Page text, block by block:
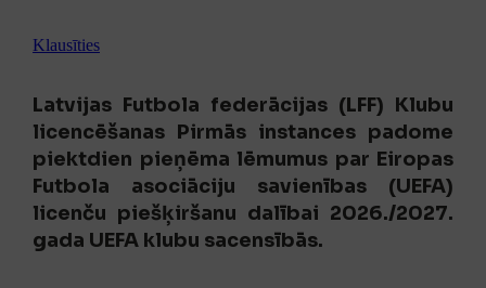
Klausīties
Latvijas Futbola federācijas (LFF) Klubu
licencēšanas Pirmās instances padome
piektdien pieņēma lēmumus par Eiropas
Futbola asociāciju savienības (UEFA)
licenču piešķiršanu dalībai 2026./2027.
gada UEFA klubu sacensībās.